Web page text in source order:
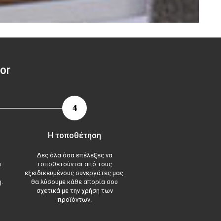
4
Η τοποθέτηση
Δες όλα όσα επέλεξες να
τοποθετούνται από τους
εξειδικευμένους συνεργάτες μας.
θα λύσουμε κάθε απορία σου
σχετικά με την χρήση των
προϊόντων.